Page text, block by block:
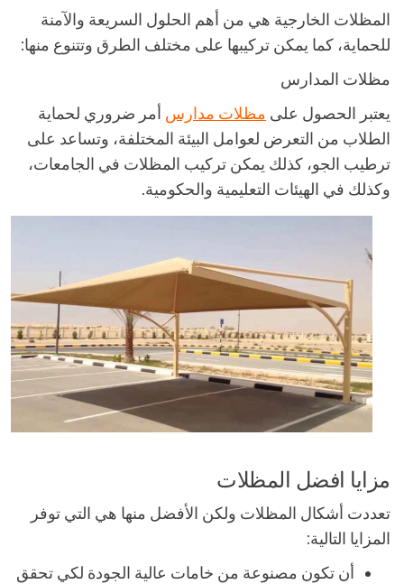
المظلات الخارجية هي من أهم الحلول السريعة والآمنة
للحماية، كما يمكن تركيبها على مختلف الطرق وتتنوع منها:
مظلات المدارس
يعتبر الحصول على مظلات مدارس أمر ضروري لحماية
الطلاب من التعرض لعوامل البيئة المختلفة، وتساعد على
ترطيب الجو، كذلك يمكن تركيب المظلات في الجامعات،
وكذلك في الهيئات التعليمية والحكومية.
مزايا افضل المظلات
تعددت أشكال المظلات ولكن الأفضل منها هي التي توفر
المزايا التالية:
أن تكون مصنوعة من خامات عالية الجودة لكي تحقق